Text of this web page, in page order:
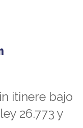
itinere bajo
26.773 y